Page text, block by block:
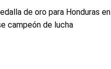
de oro para Honduras en
campeón de lucha